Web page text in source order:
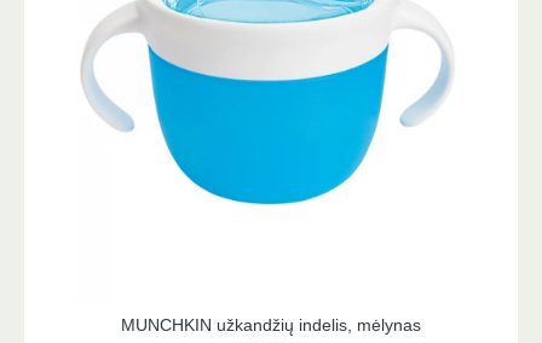
MUNCHKIN užkandžių indelis, mėlynas